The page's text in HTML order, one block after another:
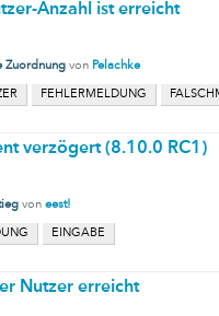
Anzahl ist erreicht
Zuordnung von Pelachke
FEHLERMELDUNG
verzögert (8.10.0 RC1)
von eest!
EINGABE
Nutzer erreicht